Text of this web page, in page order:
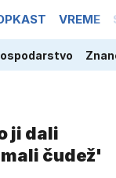
VREME
ji dali
čudež'